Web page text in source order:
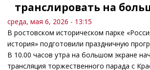
транслировать на
среда, мая 6, 2026 - 13:15
В ростовском историческом парке
история» подготовили праздничную
В 10.00 часов утра на большом экране
трансляция торжественного парада с